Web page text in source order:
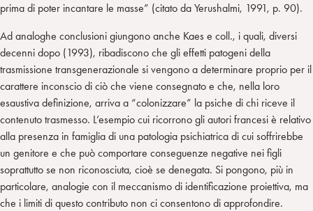
prima di poter incantare le masse” (citato da Yerushalmi, 1991, p. 90).
Ad analoghe conclusioni giungono anche Kaes e coll., i quali, diversi
decenni dopo (1993), ribadiscono che gli effetti patogeni della
trasmissione transgenerazionale si vengono a determinare proprio per il
carattere inconscio di ciò che viene consegnato e che, nella loro
esaustiva definizione, arriva a “colonizzare” la psiche di chi riceve il
contenuto trasmesso. L’esempio cui ricorrono gli autori francesi è relativo
alla presenza in famiglia di una patologia psichiatrica di cui soffrirebbe
un genitore e che può comportare conseguenze negative nei figli
soprattutto se non riconosciuta, cioè se denegata. Si pongono, più in
particolare, analogie con il meccanismo di identificazione proiettiva, ma
che i limiti di questo contributo non ci consentono di approfondire.